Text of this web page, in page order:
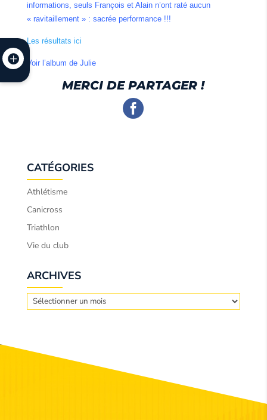
informations, seuls François et Alain n’ont raté aucun
« ravitaillement » : sacrée performance !!!
Les résultats ici
Voir l’album de Julie
MERCI DE PARTAGER !
CATÉGORIES
Athlétisme
Canicross
Triathlon
Vie du club
ARCHIVES
Archives